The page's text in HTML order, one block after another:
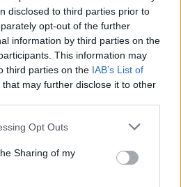
disclosed to third parties prior to
opt-out of the further
information by third parties on the
This information may
third parties on the IAB’s List of
that may further disclose it to other
app uses one or more Google
behaviour. You may click to
and its third-party tags to
purposes in below Google
Opt Outs
Sharing of my